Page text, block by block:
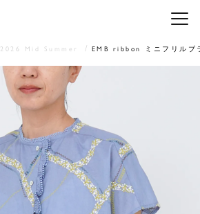
メニ
2026 Mid Summer EMB ribbon ミニフリルブ